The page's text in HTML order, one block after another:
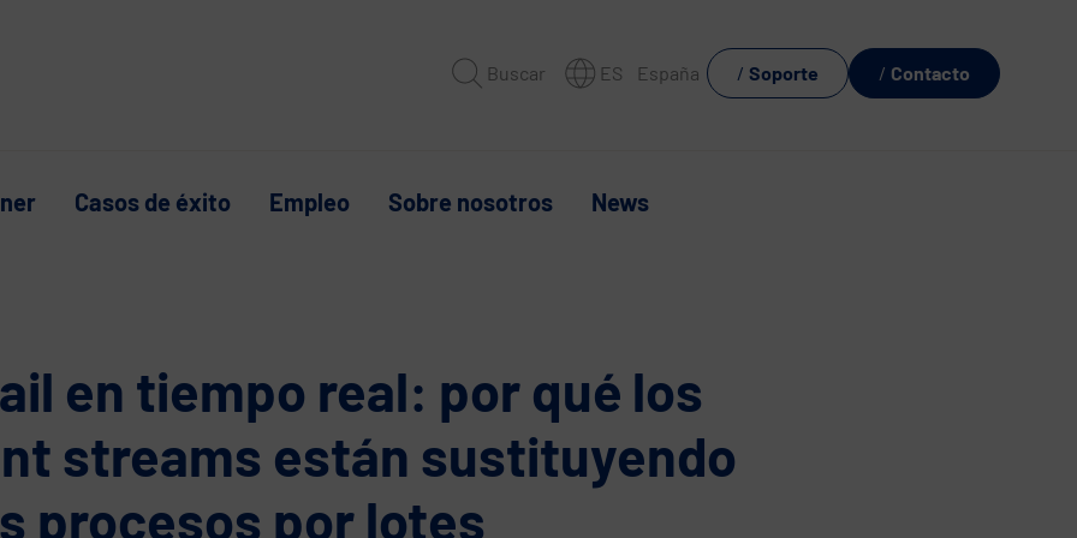
Buscar ES España Soporte Contacto
Casos de éxito Empleo Sobre nosotros News
en tiempo real: por qué los
streams están sustituyendo
procesos por lotes